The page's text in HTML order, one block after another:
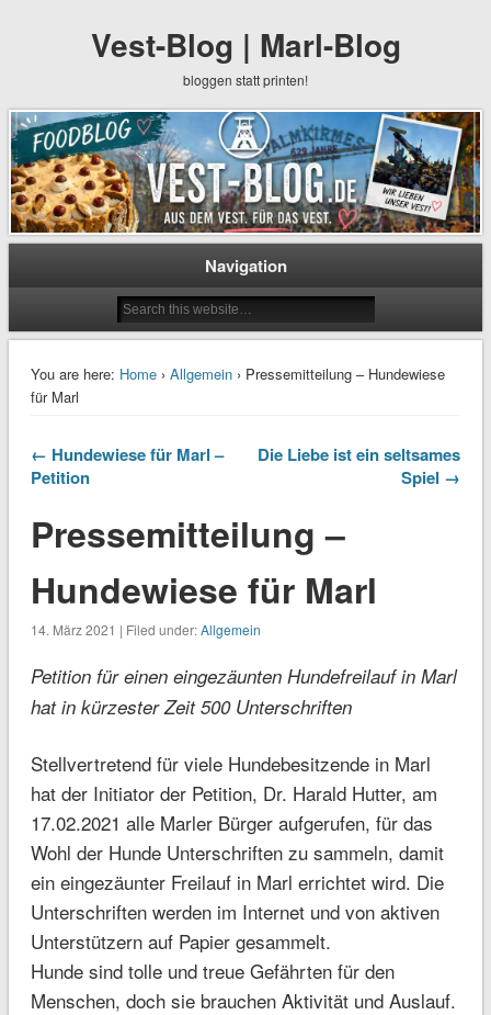
Vest-Blog | Marl-Blog
bloggen statt printen!
Navigation
You are here: Home› Allgemein› Pressemitteilung – Hundewiese
für Marl
← Hundewiese für Marl –
Petition
Die Liebe ist ein seltsames
Spiel →
Pressemitteilung –
Hundewiese für Marl
14. März 2021 | Filed under:Allgemein
Petition für einen eingezäunten Hundefreilauf in Marl
hat in kürzester Zeit 500 Unterschriften
Stellvertretend für viele Hundebesitzende in Marl
hat der Initiator der Petition, Dr. Harald Hutter, am
17.02.2021 alle Marler Bürger aufgerufen, für das
Wohl der Hunde Unterschriften zu sammeln, damit
ein eingezäunter Freilauf in Marl errichtet wird. Die
Unterschriften werden im Internet und von aktiven
Unterstützern auf Papier gesammelt.
Hunde sind tolle und treue Gefährten für den
Menschen, doch sie brauchen Aktivität und Auslauf.